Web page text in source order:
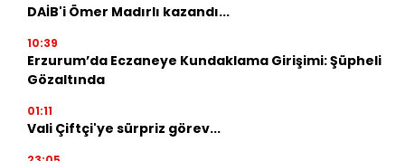
DAİB'i Ömer Madırlı kazandı...
10:39
Erzurum’da Eczaneye Kundaklama Girişimi: Şüpheli
Gözaltında
01:11
Vali Çiftçi'ye sürpriz görev...